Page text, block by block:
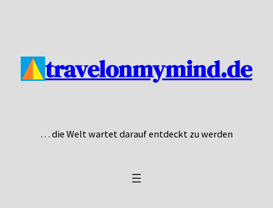
travelonmymind.de
… die Welt wartet darauf entdeckt zu werden